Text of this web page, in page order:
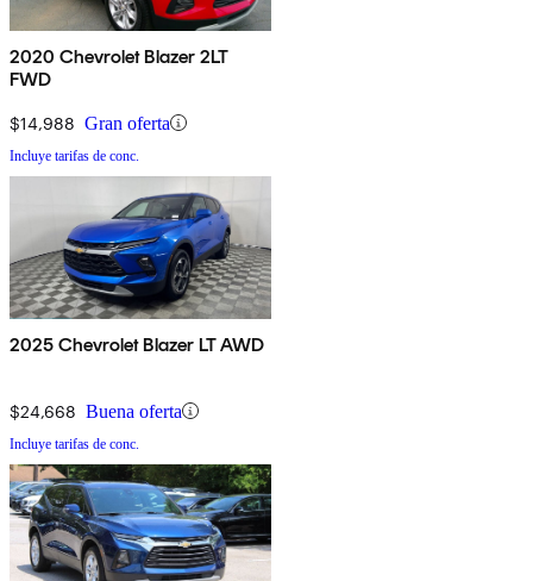
2020 Chevrolet Blazer 2LT
FWD
$14,988 Gran oferta
Incluye tarifas de conc.
2025 Chevrolet Blazer LT AWD
$24,668 Buena oferta
Incluye tarifas de conc.